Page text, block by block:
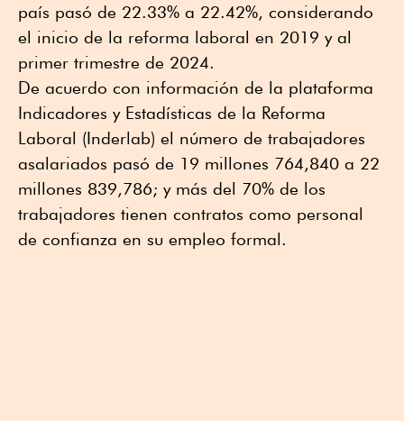
país pasó de 22.33% a 22.42%, considerando
el inicio de la reforma laboral en 2019 y al
primer trimestre de 2024.
De acuerdo con información de la plataforma
Indicadores y Estadísticas de la Reforma
Laboral (Inderlab) el número de trabajadores
asalariados pasó de 19 millones 764,840 a 22
millones 839,786; y más del 70% de los
trabajadores tienen contratos como personal
de confianza en su empleo formal.